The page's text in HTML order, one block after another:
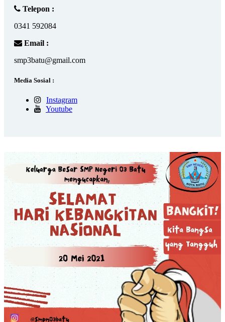
Telepon :
0341 592084
Email :
smp3batu@gmail.com
Media Sosial :
Instagram
Youtube